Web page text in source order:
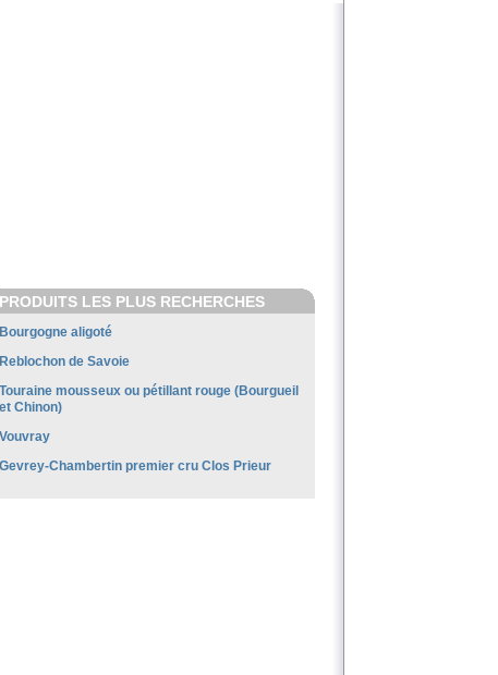
PRODUITS LES PLUS RECHERCHES
Bourgogne aligoté
Reblochon de Savoie
Touraine mousseux ou pétillant rouge (Bourgueil
et Chinon)
Vouvray
Gevrey-Chambertin premier cru Clos Prieur